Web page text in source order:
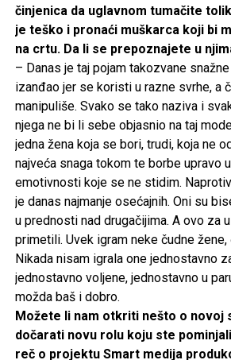
činjenica da uglavnom tumačite
je teško i pronaći muškarca koji bi
na crtu. Da li se prepoznajete u
– Danas je taj pojam takozvane
izanđao jer se koristi u razne svrhe, a
manipuliše. Svako se tako naziva i
njega ne bi li sebe objasnio na taj
jedna žena koja se bori, trudi, koja ne
najveća snaga tokom te borbe upravo
emotivnosti koje se ne stidim.
je danas najmanje osećajnih. Oni su
u prednosti nad drugačijima. A ovo za
primetili. Uvek igram neke čudne
Nikada nisam igrala one jednostavno
jednostavno voljene, jednostavno u
možda baš i dobro.
Možete li nam otkriti nešto o novoj
dočarati novu rolu koju ste
reč o projektu Smart medija